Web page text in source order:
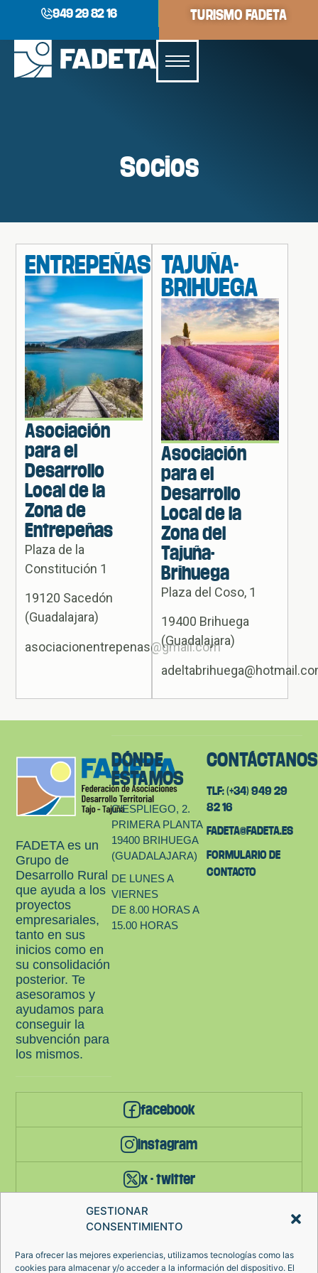
GESTIONAR
CONSENTIMIENTO
Para ofrecer las mejores experiencias, utilizamos tecnologías como las
cookies para almacenar y/o acceder a la información del dispositivo. El
949 29 82 16 TURISMO FADETA
Socios
ENTREPEÑAS
Asociación
para el
Desarrollo
Local de la
Zona de
Entrepeñas
Plaza de la
Constitución 1
19120 Sacedón
(Guadalajara)
asociacionentrepenas@gmail.com
TAJUÑA-
BRIHUEGA
Asociación
para el
Desarrollo
Local de la
Zona del
Tajuña-
Brihuega
Plaza del Coso, 1
19400 Brihuega
(Guadalajara)
FADETA es un
Grupo de
Desarrollo Rural
que ayuda a los
proyectos
empresariales,
tanto en sus
inicios como en
su consolidación
posterior. Te
asesoramos y
ayudamos para
conseguir la
subvención para
los mismos.
DÓNDE
ESTAMOS
C/ESPLIEGO, 2.
PRIMERA PLANTA
19400 BRIHUEGA
(GUADALAJARA)
DE LUNES A
VIERNES
DE 8.00 HORAS A
15.00 HORAS
CONTÁCTANOS
TLF: (+34) 949 29
82 16
FADETA@FADETA.ES
FORMULARIO DE
CONTACTO
facebook
instagram
x - twitter
YouTube
AVISO LEGAL